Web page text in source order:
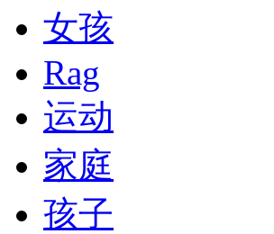
女孩
Rag
运动
家庭
孩子